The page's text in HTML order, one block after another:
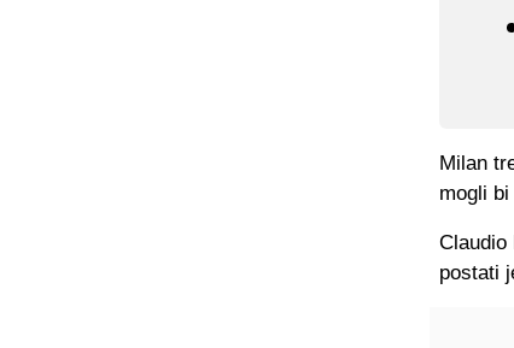
Milan
mogli
Claudio
postati